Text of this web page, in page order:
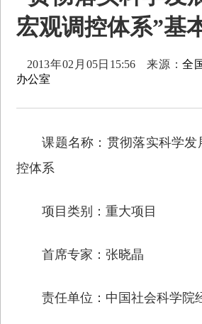
宏观调控体系”基
2013年02月05日15:56 来源：全
办公室
课题名称：贯彻落实科学发
控体系
项目类别：重大项目
首席专家：张晓晶
责任单位：中国社会科学院